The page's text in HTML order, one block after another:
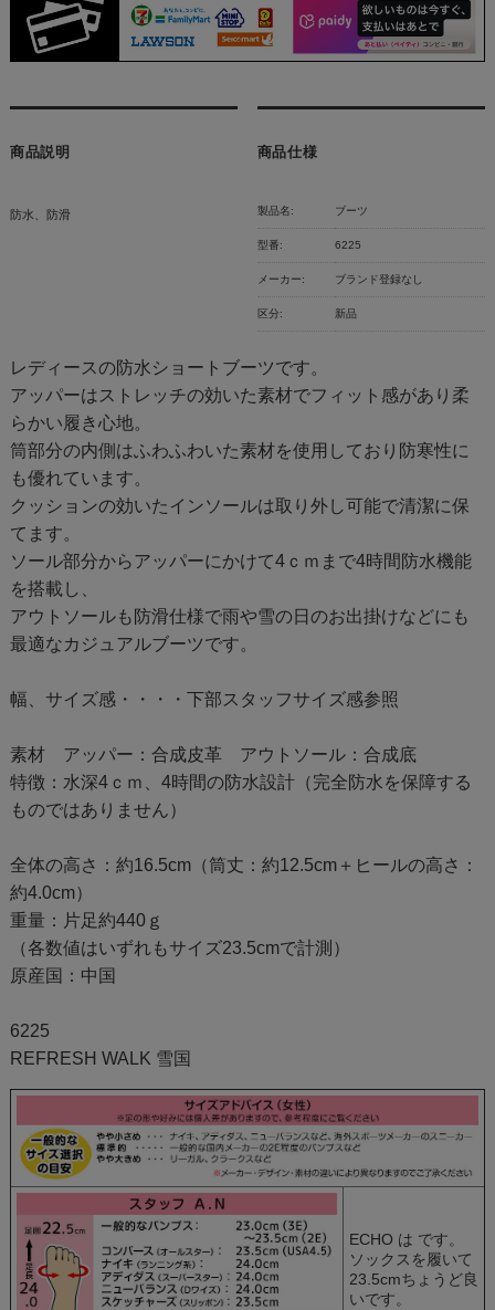
商品説明
防水、防滑
商品仕様
製品名: ブーツ
型番: 6225
メーカー: ブランド登録なし
区分: 新品
レディースの防水ショートブーツです。
アッパーはストレッチの効いた素材でフィット感があり柔
らかい履き心地。
筒部分の内側はふわふわいた素材を使用しており防寒性に
も優れています。
クッションの効いたインソールは取り外し可能で清潔に保
てます。
ソール部分からアッパーにかけて4ｃｍまで4時間防水機能
を搭載し、
アウトソールも防滑仕様で雨や雪の日のお出掛けなどにも
最適なカジュアルブーツです。
幅、サイズ感・・・・下部スタッフサイズ感参照
素材 アッパー：合成皮革 アウトソール：合成底
特徴：水深4ｃｍ、4時間の防水設計（完全防水を保障する
ものではありません）
全体の高さ：約16.5cm（筒丈：約12.5cm＋ヒールの高さ：
約4.0cm）
重量：片足約440ｇ
（各数値はいずれもサイズ23.5cmで計測）
原産国：中国
6225
REFRESH WALK 雪国
ECHO は です。
ソックスを履いて
23.5cmちょうど良
いです。